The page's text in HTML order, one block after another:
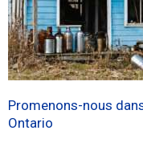
Promenons-nous
Ontario